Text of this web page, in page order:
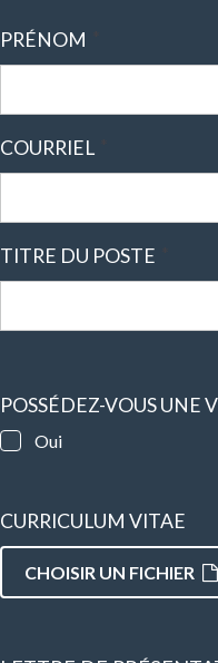
PRÉNOM
COURRIEL
TITRE DU POSTE
POSSÉDEZ-VOUS UNE
Oui
CURRICULUM VITAE
CHOISIR UN FICHIER